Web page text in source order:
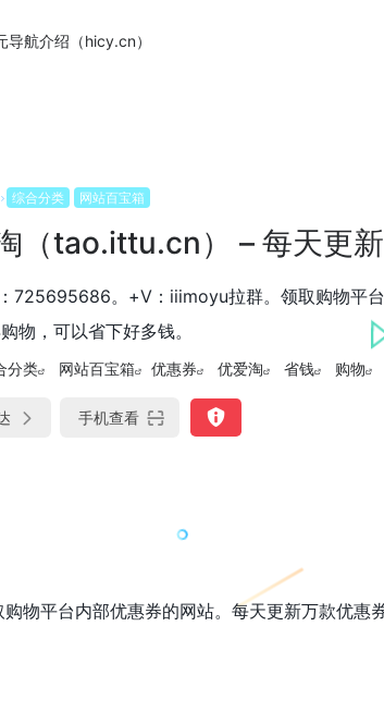
导航介绍（hicy.cn）
综合分类 网站百宝箱
（tao.ittu.cn） – 每天更
725695686。+V：iiimoyu拉群。领取购物平
物，可以省下好多钱。
分类 网站百宝箱 优惠券 优爱淘 省钱 购物
手机查看
平台内部优惠券的网站。每天更新万款优惠